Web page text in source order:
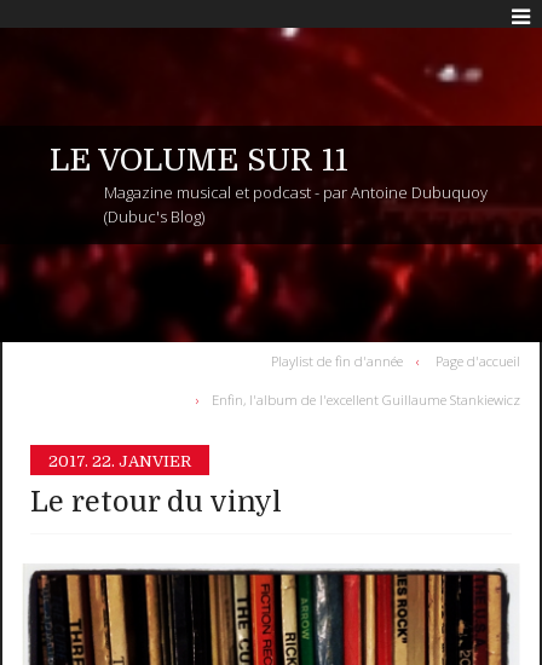
LE VOLUME SUR 11
Magazine musical et podcast - par Antoine Dubuquoy
(Dubuc's Blog)
Playlist de fin d'année Page d'accueil
Enfin, l'album de l'excellent Guillaume Stankiewicz
2017. 22. JANVIER
Le retour du vinyl